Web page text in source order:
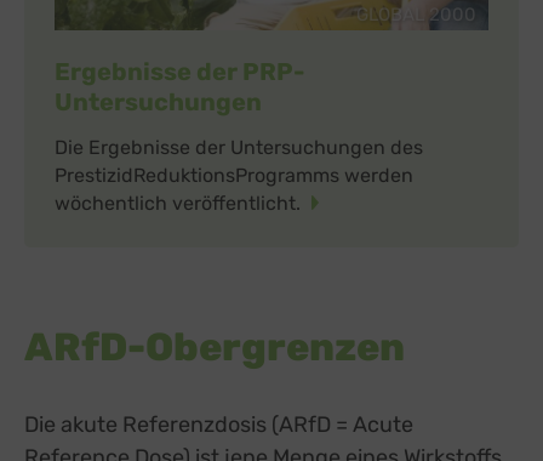
GLOBAL 2000
Ergebnisse der PRP-
Untersuchungen
Die Ergebnisse der Untersuchungen des
PrestizidReduktionsProgramms werden
wöchentlich veröffentlicht.
ARfD-Obergrenzen
Die akute Referenzdosis (ARfD = Acute